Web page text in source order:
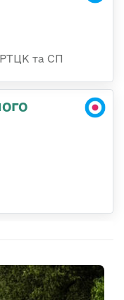
РТЦК та СП